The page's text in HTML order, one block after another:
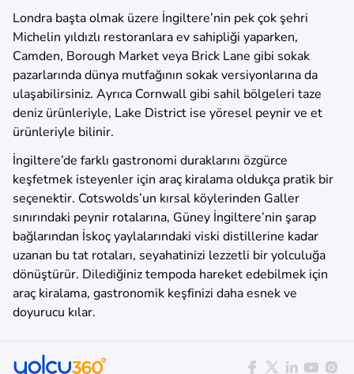
Londra başta olmak üzere İngiltere’nin pek çok şehri
Michelin yıldızlı restoranlara ev sahipliği yaparken,
Camden, Borough Market veya Brick Lane gibi sokak
pazarlarında dünya mutfağının sokak versiyonlarına da
ulaşabilirsiniz. Ayrıca Cornwall gibi sahil bölgeleri taze
deniz ürünleriyle, Lake District ise yöresel peynir ve et
ürünleriyle bilinir.
İngiltere’de farklı gastronomi duraklarını özgürce
keşfetmek isteyenler için araç kiralama oldukça pratik bir
seçenektir. Cotswolds’un kırsal köylerinden Galler
sınırındaki peynir rotalarına, Güney İngiltere’nin şarap
bağlarından İskoç yaylalarındaki viski distillerine kadar
uzanan bu tat rotaları, seyahatinizi lezzetli bir yolculuğa
dönüştürür. Dilediğiniz tempoda hareket edebilmek için
araç kiralama, gastronomik keşfinizi daha esnek ve
doyurucu kılar.